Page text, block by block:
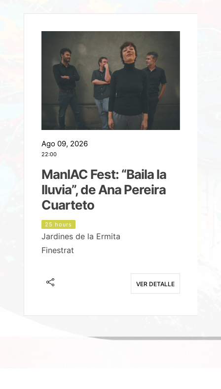
Ago 09, 2026
22:00
ManIAC Fest: “Baila la
lluvia”, de Ana Pereira
Cuarteto
25 hours
Jardines de la Ermita
Finestrat
VER DETALLE